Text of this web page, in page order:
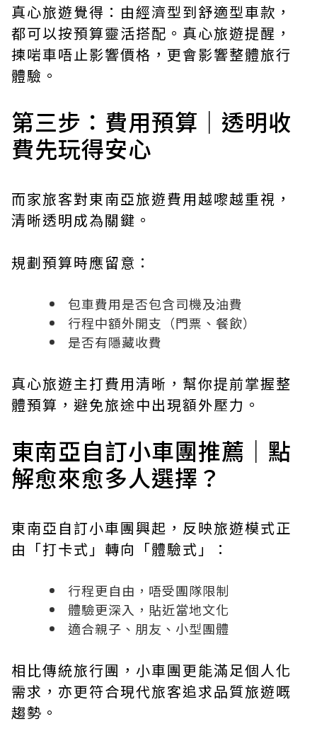
真心旅遊覺得：由經濟型到舒適型車款，
都可以按預算靈活搭配。真心旅遊提醒，
揀啱車唔止影響價格，更會影響整體旅行
體驗。
第三步：費用預算｜透明收
費先玩得安心
而家旅客對東南亞旅遊費用越嚟越重視，
清晰透明成為關鍵。
規劃預算時應留意：
包車費用是否包含司機及油費
行程中額外開支（門票、餐飲）
是否有隱藏收費
真心旅遊主打費用清晰，幫你提前掌握整
體預算，避免旅途中出現額外壓力。
東南亞自訂小車團推薦｜點
解愈來愈多人選擇？
東南亞自訂小車團興起，反映旅遊模式正
由「打卡式」轉向「體驗式」：
行程更自由，唔受團隊限制
體驗更深入，貼近當地文化
適合親子、朋友、小型團體
相比傳統旅行團，小車團更能滿足個人化
需求，亦更符合現代旅客追求品質旅遊嘅
趨勢。